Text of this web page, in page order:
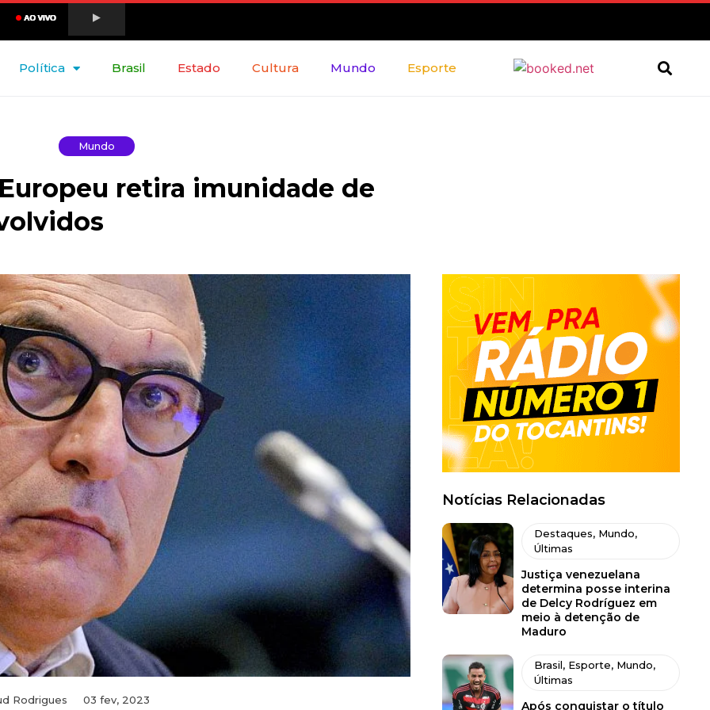
Política Brasil Estado Cultura Mundo Esporte
Mundo
retira imunidade de
Rodrigues 03 fev, 2023
Notícias Relacionadas
Destaques, Mundo,
Últimas
Justiça venezuelana
determina posse interina
de Delcy Rodríguez em
meio à detenção de
Maduro
Brasil, Esporte, Mundo,
Últimas
Após conquistar o título